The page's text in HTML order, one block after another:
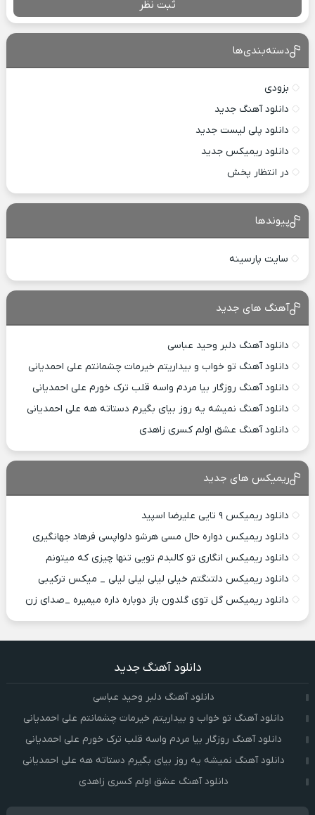
ثبت نظر
دسته‌بندی‌ها
بزودی
دانلود آهنگ جدید
دانلود پلی لیست جدید
دانلود ریمیکس جدید
در انتظار پخش
پیوندها
سایت پارسینه
آهنگ های جدید
دانلود آهنگ دلبر وحید عباسی
دانلود آهنگ تو خواب و بیداریتم خیرمات چشمانتم علی احمدیانی
دانلود آهنگ روزگار بیا مردم واسه قلب ترک خورم علی احمدیانی
دانلود آهنگ نمیشه یه روز بیای بگیرم دستاته هه علی احمدیانی
دانلود آهنگ عشق اولم کسری زاهدی
ریمیکس های جدید
دانلود ریمیکس ۹ تایی علیرضا اسپید
دانلود ریمیکس دواره حال مسی هرشو دلواپسی فرهاد جهانگیری
دانلود ریمیکس انگاری تو کالبدم تویی تنها چیزی که میتونم
دانلود ریمیکس دلتنگتم خیلی لیلی لیلی لیلی _ میکس ترکیبی
دانلود ریمیکس گل توی گلدون باز دوباره داره میمیره _صدای زن
دانلود آهنگ جدید
دانلود آهنگ دلبر وحید عباسی
دانلود آهنگ تو خواب و بیداریتم خیرمات چشمانتم علی احمدیانی
دانلود آهنگ روزگار بیا مردم واسه قلب ترک خورم علی احمدیانی
دانلود آهنگ نمیشه یه روز بیای بگیرم دستاته هه علی احمدیانی
دانلود آهنگ عشق اولم کسری زاهدی